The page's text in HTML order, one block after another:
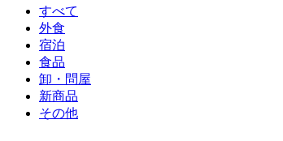
すべて
外食
宿泊
食品
卸・問屋
新商品
その他